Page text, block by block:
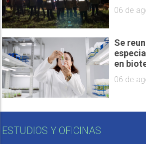
06 de
Se
en
06 de
ESTUDIOS Y OFICINAS